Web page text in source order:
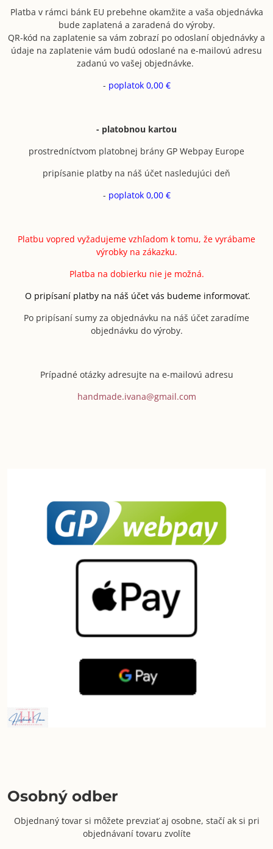
Platba v rámci bánk EU prebehne okamžite a vaša objednávka
bude zaplatená a zaradená do výroby.
QR-kód na zaplatenie sa vám zobrazí po odoslaní objednávky a
údaje na zaplatenie vám budú odoslané na e-mailovú adresu
zadanú vo vašej objednávke.
- poplatok 0,00 €
- platobnou kartou
prostredníctvom platobnej brány GP Webpay Europe
pripísanie platby na náš účet nasledujúci deň
- poplatok 0,00 €
Platbu vopred vyžadujeme vzhľadom k tomu, že vyrábame
výrobky na zákazku.
Platba na dobierku nie je možná.
O pripísaní platby na náš účet vás budeme informovať.
Po pripísaní sumy za objednávku na náš účet zaradíme
objednávku do výroby.
Prípadné otázky adresujte na e-mailovú adresu
handmade.ivana@gmail.com
Osobný odber
Objednaný tovar si môžete prevziať aj osobne, stačí ak si pri
objednávaní tovaru zvolíte